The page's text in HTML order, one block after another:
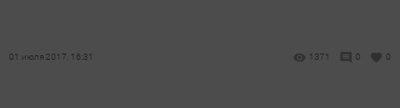
01 июля 2017, 16:31 1371 0 0